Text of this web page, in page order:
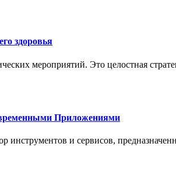
здоровья
мероприятий. Это целостная
Приложениями
инструментов и сервисов,